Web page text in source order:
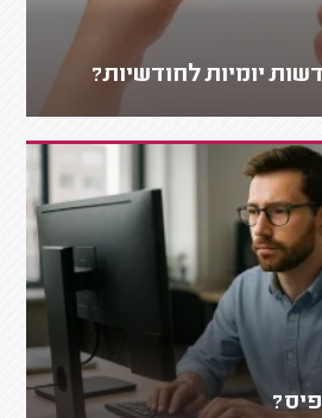
יומיות לחודשיות?